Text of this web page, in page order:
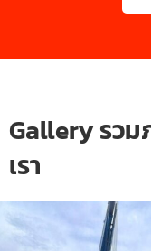
Gallery รว
เรา